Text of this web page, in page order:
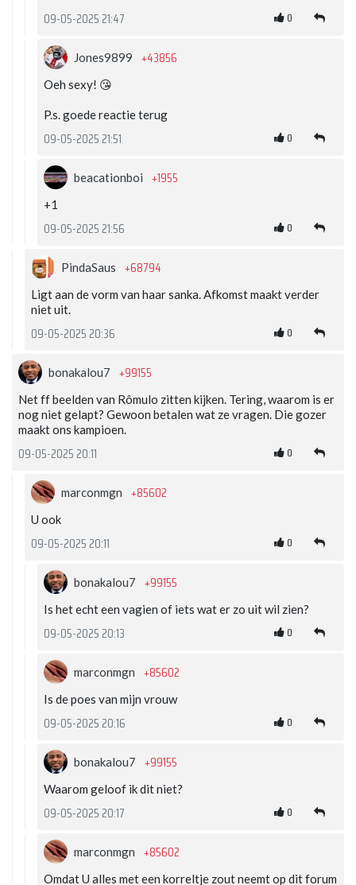
09-05-2025 21:47 0
Jones9899 +43856
Oeh sexy! 😘
P.s. goede reactie terug
09-05-2025 21:51 0
beacationboi +1955
+1
09-05-2025 21:56 0
PindaSaus +68794
Ligt aan de vorm van haar sanka. Afkomst maakt verder
niet uit.
09-05-2025 20:36 0
bonakalou7 +99155
Net ff beelden van Rômulo zitten kijken. Tering, waarom is er
nog niet gelapt? Gewoon betalen wat ze vragen. Die gozer
maakt ons kampioen.
09-05-2025 20:11 0
marconmgn +85602
U ook
09-05-2025 20:11 0
bonakalou7 +99155
Is het echt een vagien of iets wat er zo uit wil zien?
09-05-2025 20:13 0
marconmgn +85602
Is de poes van mijn vrouw
09-05-2025 20:16 0
bonakalou7 +99155
Waarom geloof ik dit niet?
09-05-2025 20:17 0
marconmgn +85602
Omdat U alles met een korreltje zout neemt op dit forum